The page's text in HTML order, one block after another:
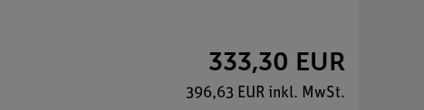
333,30 EUR
396,63 EUR inkl. MwSt.